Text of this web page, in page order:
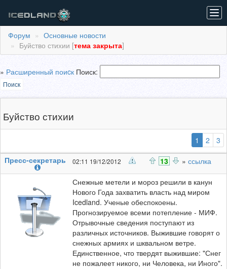
Форум
Основные новости
Буйство стихии [тема закрыта]
» Расширенный поиcк Поиск:
Поиск
Буйство стихии
1 2
3
Пресс-секретарь
02:11 19/12/2012 13 » ссылка
Снежные метели и мороз решили в канун
Нового Года захватить власть над миром
Icedland. Ученые обеспокоены.
Прогнозируемое всеми потепление - МИФ.
Отрывочные сведения поступают из
различных источников. Выжившие говорят о
снежных армиях и шквальном ветре.
Единственное, что твердят выжившие: "Снег
не пожалеет никого, ни Человека, ни Иного".